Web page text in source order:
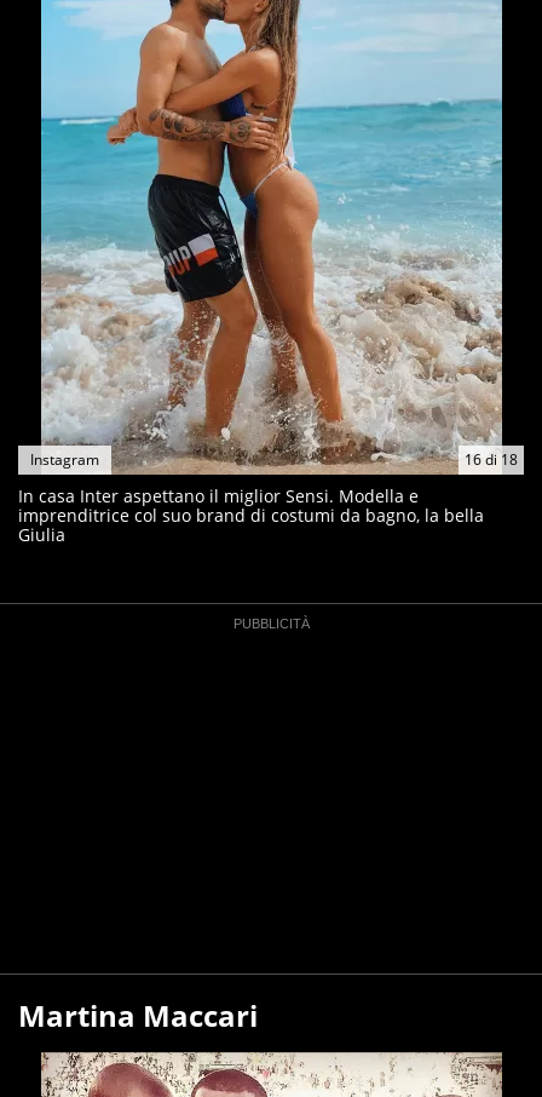
16di 18
Instagram
In casa Inter aspettano il miglior Sensi. Modella e
imprenditrice col suo brand di costumi da bagno, la bella
Giulia
Martina Maccari